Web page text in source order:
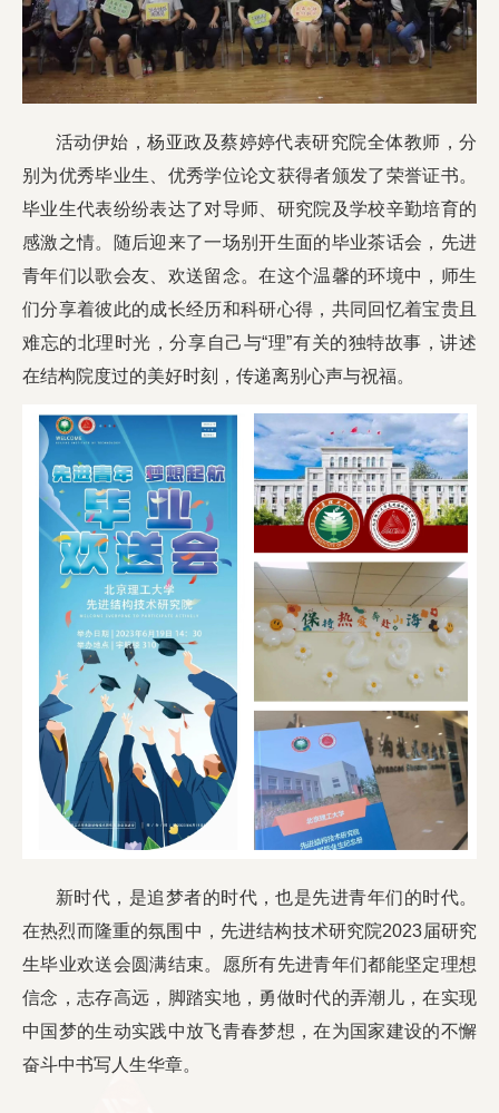
活动伊始，杨亚政及蔡婷婷代表研究院全体教师，分
别为优秀毕业生、优秀学位论文获得者颁发了荣誉证书。
毕业生代表纷纷表达了对导师、研究院及学校辛勤培育的
感激之情。随后迎来了一场别开生面的毕业茶话会，先进
青年们以歌会友、欢送留念。在这个温馨的环境中，师生
们分享着彼此的成长经历和科研心得，共同回忆着宝贵且
难忘的北理时光，分享自己与“理”有关的独特故事，讲述
在结构院度过的美好时刻，传递离别心声与祝福。
新时代，是追梦者的时代，也是先进青年们的时代。
在热烈而隆重的氛围中，先进结构技术研究院2023届研究
生毕业欢送会圆满结束。愿所有先进青年们都能坚定理想
信念，志存高远，脚踏实地，勇做时代的弄潮儿，在实现
中国梦的生动实践中放飞青春梦想，在为国家建设的不懈
奋斗中书写人生华章。